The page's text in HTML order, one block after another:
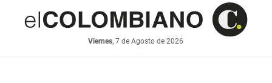
Viernes, 7 de Agosto de 2026